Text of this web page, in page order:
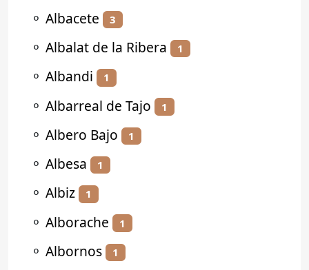
⚬ Albacete 3
⚬ Albalat de la Ribera 1
⚬ Albandi 1
⚬ Albarreal de Tajo 1
⚬ Albero Bajo 1
⚬ Albesa 1
⚬ Albiz 1
⚬ Alborache 1
⚬ Albornos 1